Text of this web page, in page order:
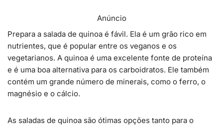
Anúncio
Prepara a salada de quinoa é fávil. Ela é um grão rico em
nutrientes, que é popular entre os veganos e os
vegetarianos. A quinoa é uma excelente fonte de proteína
e é uma boa alternativa para os carboidratos. Ele também
contém um grande número de minerais, como o ferro, o
magnésio e o cálcio.
As saladas de quinoa são ótimas opções tanto para o